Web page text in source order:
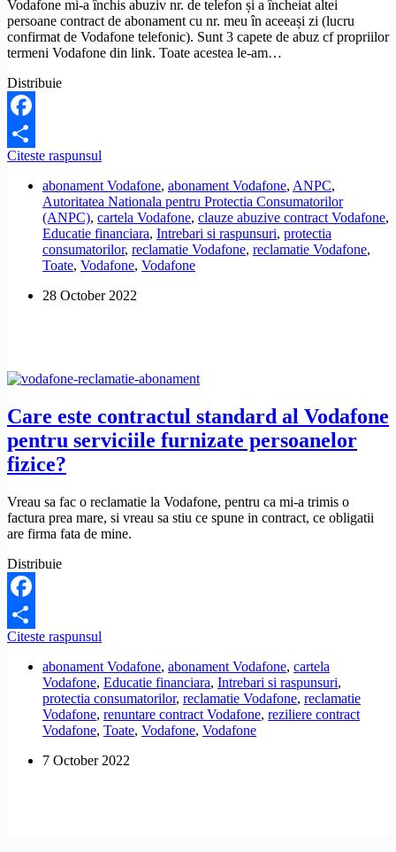
Vodafone mi-a închis abuziv nr. de telefon și a încheiat altei
persoane contract de abonament cu nr. meu în aceeași zi (lucru
confirmat de Vodafone telefonic). Sunt 3 capete de abuz cf propriilor
termeni Vodafone din link. Toate acestea le-am…
Distribuie
Facebook
Share
Citeste raspunsul
a
inchis
abuziv
numarul
de
telefon.
pot
abonament Vodafone, abonament Vodafone, ANPC,
Autoritatea Nationala pentru Protectia Consumatorilor
(ANPC), cartela Vodafone, clauze abuzive contract Vodafone,
Educatie financiara, Intrebari si raspunsuri, protectia
consumatorilor, reclamatie Vodafone, reclamatie Vodafone,
Toate, Vodafone, Vodafone
28 October 2022
Care este contractul standard al Vodafone
pentru serviciile furnizate persoanelor
fizice?
Vreau sa fac o reclamatie la Vodafone, pentru ca mi-a trimis o
factura prea mare, si vreau sa stiu ce spune in contract, ce obligatii
are firma fata de mine.
Distribuie
Facebook
Share
Citeste raspunsul
contractul
standard
al
Vodafone
pentru
furnizate
abonament Vodafone, abonament Vodafone, cartela
Vodafone, Educatie financiara, Intrebari si raspunsuri,
protectia consumatorilor, reclamatie Vodafone, reclamatie
Vodafone, renuntare contract Vodafone, reziliere contract
Vodafone, Toate, Vodafone, Vodafone
7 October 2022